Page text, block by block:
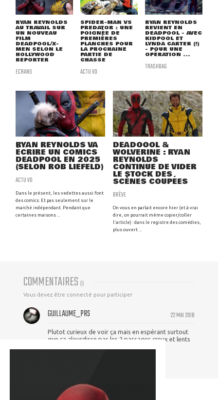
RYAN REYNOLDS
AU TRAVAIL SUR
UN NOUVEAU
FILM
DEADPOOL/X-
MEN SELON LE
HOLLYWOOD
REPORTER
ECRANS
SPIDER-MAN VS
PREDATOR : UNE
POIGNÉE DE
PREMIÈRES
PLANCHES POUR
LA PROCHAINE
PARTIE DE
CHASSE
ACTU VO
RYAN REYNOLDS
REVIENT EN
DEADPOOL - AVEC
KIDPOOL ET
LYNDA CARTER (!)
- POUR UNE
OPÉRATION ...
TRASHBAG
RYAN REYNOLDS VA
ÉCRIRE UN COMICS
DEADPOOL EN 2025
(SELON ROB LIEFELD)
ACTU VO
Dans le présent, les vedettes aussi font
des comics. Et pas seulement sur le
marché indépendant. Pendant que
certaines maisons ...
DEADOOOL &
WOLVERINE : RYAN
REYNOLDS
CONTINUE DE VIDER
LE STOCK DES
SCÈNES COUPÉES
BRÈVE
On vous en parlait encore hier (et à vrai
dire, on pourrait même copier/coller
l'article) : dans le registre des comédies,
plus ouvert ...
COMMENTAIRES (1)
Vous devez être connecté pour participer
22 MAI 2018
GUILLAUME_PRS
Plutot curieux de voir ça mais en espérant surtout
que ça alourdisse pas les 2 passages creux et lents